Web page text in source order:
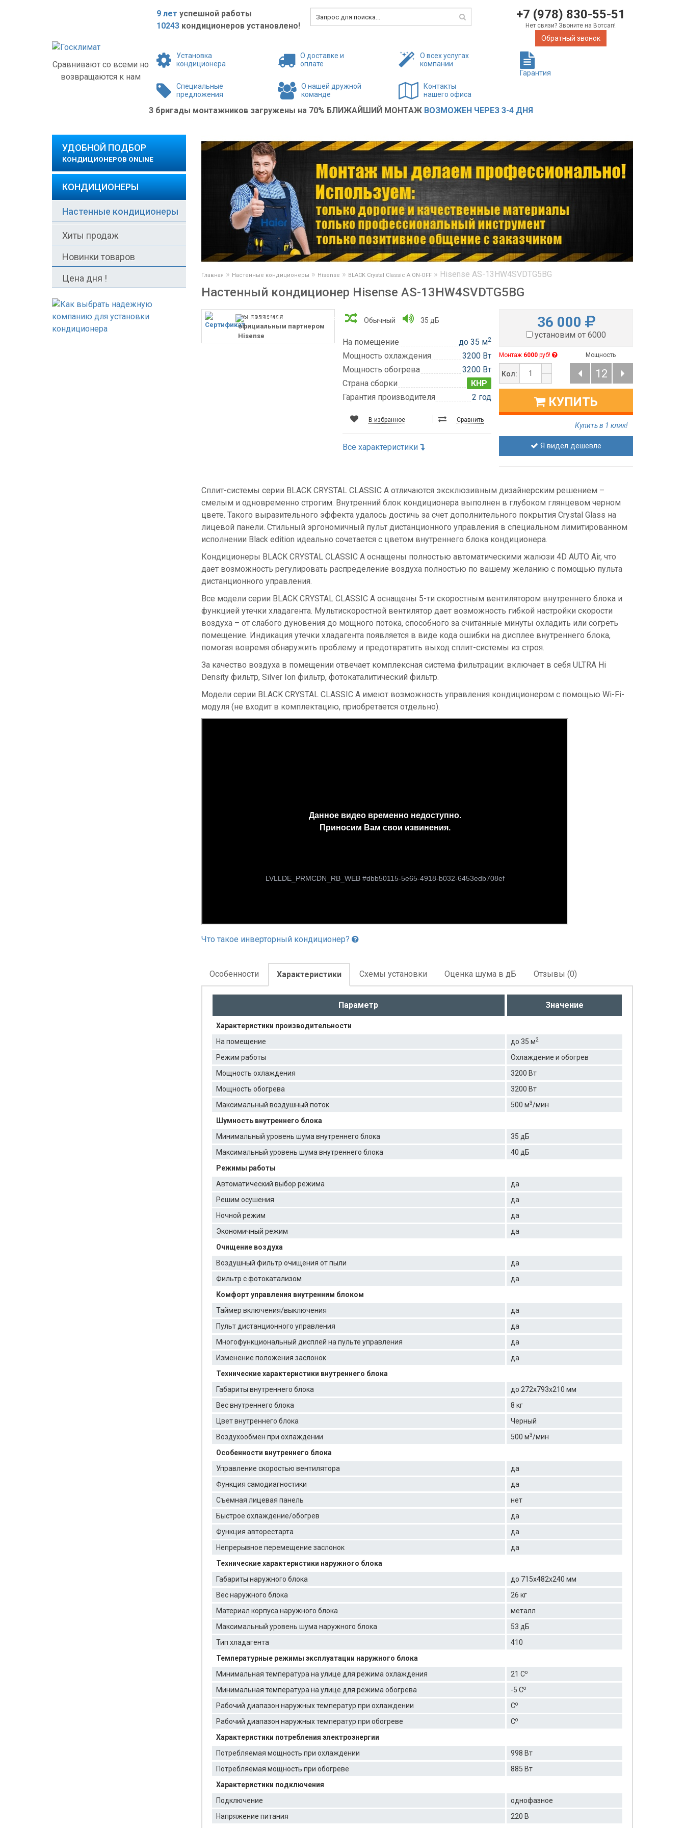
Сравнивают со всеми но
возвращаются к нам
9 лет успешной работы
10243 кондиционеров установлено!
+7 (978) 830-55-51
Нет связи? Звоните на Вотсап!
Обратный звонок
Установка
кондиционера
О доставке и
оплате
О всех услугах
компании
Гарантия
Специальные
предложения
О нашей дружной
команде
Контакты
нашего офиса
3 бригады монтажников загружены на 70% БЛИЖАЙШИЙ МОНТАЖ ВОЗМОЖЕН ЧЕРЕЗ 3-4 ДНЯ
УДОБНОЙ ПОДБОР
КОНДИЦИОНЕРОВ ONLINE
КОНДИЦИОНЕРЫ
Настенные кондиционеры
Хиты продаж
Новинки товаров
Цена дня !
Главная » Настенные кондиционеры » Hisense » BLACK Crystal Classic A ON-OFF» Hisense AS-13HW4SVDTG5ВG
Настенный кондиционер Hisense AS-13HW4SVDTG5ВG
мы являемся
официальным партнером
Hisense
Обычный 35 дБ
На помещение до 35 м2
Мощность охлаждения
3200 Вт
Мощность обогрева
3200 Вт
Страна сборки
КНР
Гарантия производителя
2 год
В избранное Сравнить
Все характеристики
36 000
установим от 6000
Монтаж 6000 руб!
Кол:
Мощность
12
КУПИТЬ
Купить в 1 клик!
Я видел дешевле
Сплит-системы серии BLACK CRYSTAL CLASSIC A отличаются эксклюзивным дизайнерским решением –
смелым и одновременно строгим. Внутренний блок кондиционера выполнен в глубоком глянцевом черном
цвете. Такого выразительного эффекта удалось достичь за счет дополнительного покрытия Crystal Glass на
лицевой панели. Стильный эргономичный пульт дистанционного управления в специальном лимитированном
исполнении Black edition идеально сочетается с цветом внутреннего блока кондиционера.
Кондиционеры BLACK CRYSTAL CLASSIC A оснащены полностью автоматическими жалюзи 4D AUTO Air, что
дает возможность регулировать распределение воздуха полностью по вашему желанию с помощью пульта
дистанционного управления.
Все модели серии BLACK CRYSTAL CLASSIC A оснащены 5-ти скоростным вентилятором внутреннего блока и
функцией утечки хладагента. Мультискоростной вентилятор дает возможность гибкой настройки скорости
воздуха – от слабого дуновения до мощного потока, способного за считанные минуты охладить или согреть
помещение. Индикация утечки хладагента появляется в виде кода ошибки на дисплее внутреннего блока,
помогая вовремя обнаружить проблему и предотвратить выход сплит-системы из строя.
За качество воздуха в помещении отвечает комплексная система фильтрации: включает в себя ULTRA Hi
Density фильтр, Silver Ion фильтр, фотокаталитический фильтр.
Модели серии BLACK CRYSTAL CLASSIC A имеют возможность управления кондиционером с помощью Wi-Fi-
модуля (не входит в комплектацию, приобретается отдельно).
Что такое инверторный кондиционер?
Особенности Характеристики Схемы установки Оценка шума в дБ Отзывы (0)
Параметр Значение
Характеристики производительности
На помещение
до 35 м2
Режим работы
Охлаждение и обогрев
Мощность охлаждения
3200 Вт
Мощность обогрева
3200 Вт
Максимальный воздушный поток
500 м3/мин
Шумность внутреннего блока
Минимальный уровень шума внутреннего блока
35 дБ
Максимальный уровень шума внутреннего блока
40 дБ
Режимы работы
Автоматический выбор режима
да
Решим осушения
да
Ночной режим
да
Экономичный режим
да
Очищение воздуха
Воздушный фильтр очищения от пыли
да
Фильтр с фотокатализом
да
Комфорт управления внутренним блоком
Таймер включения/выключения
да
Пульт дистанционного управления
да
Многофункциональный дисплей на пульте управления
да
Изменение положения заслонок
да
Технические характеристики внутреннего блока
Габариты внутреннего блока
до 272х793х210 мм
Вес внутреннего блока
8 кг
Цвет внутреннего блока
Черный
Воздухообмен при охлаждении
500 м3/мин
Особенности внутреннего блока
Управление скоростью вентилятора
да
Функция самодиагностики
да
Съемная лицевая панель
нет
Быстрое охлаждение/обогрев
да
Функция авторестарта
да
Непрерывное перемещение заслонок
да
Технические характеристики наружного блока
Габариты наружного блока
до 715x482x240 мм
Вес наружного блока
26 кг
Материал корпуса наружного блока
металл
Максимальный уровень шума наружного блока
53 дБ
Тип хладагента
410
Температурные режимы эксплуатации наружного блока
Минимальная температура на улице для режима охлаждения
21 Cо
Минимальная температура на улице для режима обогрева -5 Cо
Рабочий диапазон наружных температур при охлаждении Cо
Рабочий диапазон наружных температур при обогреве Cо
Характеристики потребления электроэнергии
Потребляемая мощность при охлаждении
998 Вт
Потребляемая мощность при обогреве
885 Вт
Характеристики подключения
Подключение
однофазное
Напряжение питания
220 В